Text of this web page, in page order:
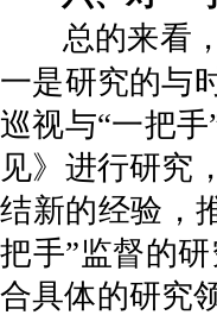
总的来看
一是研究的与
巡视与“一把
见》进行研究
结新的经验，
把手”监督的
合具体的研究